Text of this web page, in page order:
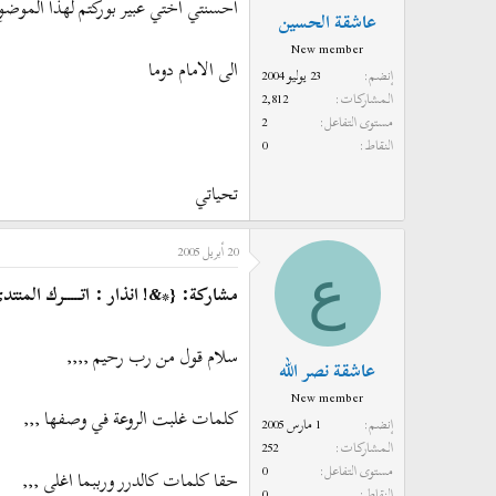
عاشقة الحسين
New member
إنضم
23 يوليو 2004
المشاركات
2,812
مستوى التفاعل
2
النقاط
0
احسنتي اختي عبير بوركتم لهذا
الى الامام دوما
تحياتي
ع
عاشقة نصر الله
New member
إنضم
1 مارس 2005
المشاركات
252
مستوى التفاعل
0
20 أبريل 2005
مشاركة: {*&! انذار : اتـــــرك
سلام قول من رب رحيم ,,,,
كلمات غلبت الروعة في وصفها ,,,
حقا كلمات كالدرر ورببما اغلى ,,,